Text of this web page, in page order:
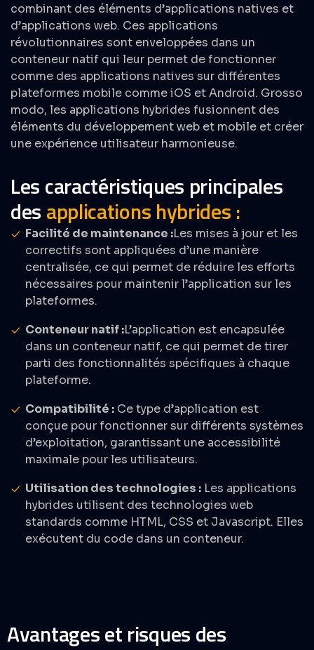
combinant des éléments d’applications natives et
d’applications web. Ces applications
révolutionnaires sont enveloppées dans un
conteneur natif qui leur permet de fonctionner
comme des applications natives sur différentes
plateformes mobile comme iOS et Android. Grosso
modo, les applications hybrides fusionnent des
éléments du développement web et mobile et créer
une expérience utilisateur harmonieuse.
Les caractéristiques principales
desapplications hybrides :
Facilité de maintenance :Les mises à jour et les
correctifs sont appliquées d’une manière
centralisée, ce qui permet de réduire les efforts
nécessaires pour maintenir l’application sur les
plateformes.​
Conteneur natif :L’application est encapsulée
dans un conteneur natif, ce qui permet de tirer
parti des fonctionnalités spécifiques à chaque
plateforme.​
Compatibilité : Ce type d’application est
conçue pour fonctionner sur différents systèmes
d’exploitation, garantissant une accessibilité
maximale pour les utilisateurs.​
Utilisation des technologies : Les applications
hybrides utilisent des technologies web
standards comme HTML, CSS et Javascript. Elles
exécutent du code dans un conteneur.​
Avantages et risques des